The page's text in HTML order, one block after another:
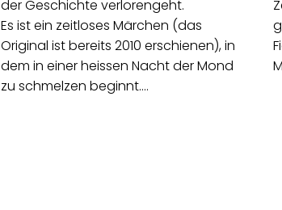
der Geschichte verlorengeht.
Es ist ein zeitloses Märchen (das
Original ist bereits 2010 erschienen), in
dem in einer heissen Nacht der Mond
zu schmelzen beginnt.…